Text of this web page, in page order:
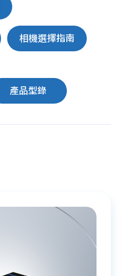
相機選擇指南
產品型錄